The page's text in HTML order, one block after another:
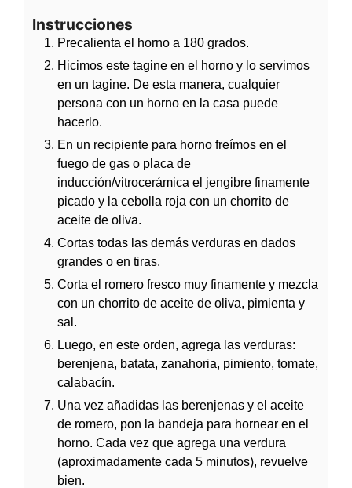
Instrucciones
Precalienta el horno a 180 grados.
Hicimos este tagine en el horno y lo servimos
en un tagine. De esta manera, cualquier
persona con un horno en la casa puede
hacerlo.
En un recipiente para horno freímos en el
fuego de gas o placa de
inducción/vitrocerámica el jengibre finamente
picado y la cebolla roja con un chorrito de
aceite de oliva.
Cortas todas las demás verduras en dados
grandes o en tiras.
Corta el romero fresco muy finamente y mezcla
con un chorrito de aceite de oliva, pimienta y
sal.
Luego, en este orden, agrega las verduras:
berenjena, batata, zanahoria, pimiento, tomate,
calabacín.
Una vez añadidas las berenjenas y el aceite
de romero, pon la bandeja para hornear en el
horno. Cada vez que agrega una verdura
(aproximadamente cada 5 minutos), revuelve
bien.